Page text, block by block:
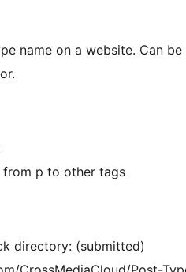
name on a website. Can
p to other tags
directory: (submitted)